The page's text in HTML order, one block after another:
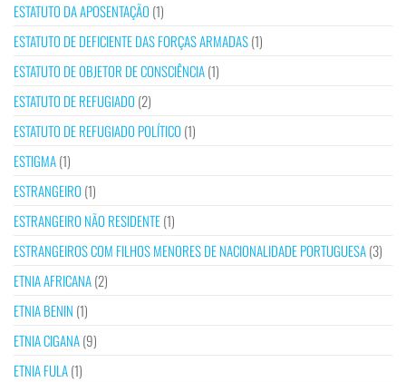
ESTATUTO DA APOSENTAÇÃO (1)
ESTATUTO DE DEFICIENTE DAS FORÇAS ARMADAS(1)
ESTATUTO DE OBJETOR DE CONSCIÊNCIA(1)
ESTATUTO DE REFUGIADO (2)
ESTATUTO DE REFUGIADO POLÍTICO (1)
ESTIGMA(1)
ESTRANGEIRO (1)
ESTRANGEIRO NÃO RESIDENTE(1)
ESTRANGEIROS COM FILHOS MENORES DE NACIONALIDADE PORTUGUESA(3)
ETNIA AFRICANA(2)
ETNIA BENIN (1)
ETNIA CIGANA(9)
ETNIA FULA(1)